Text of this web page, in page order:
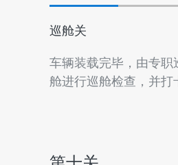
巡舱关
车辆装载完毕，由专
舱进行巡舱检查，并打